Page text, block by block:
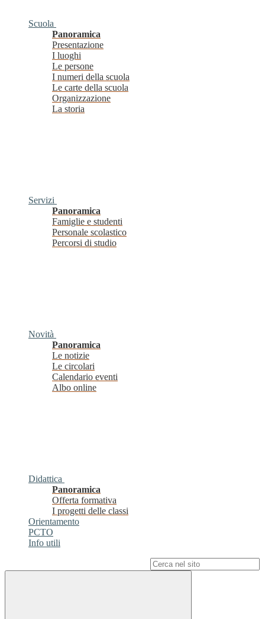
Scuola
Panoramica
Presentazione
I luoghi
Le persone
I numeri della scuola
Le carte della scuola
Organizzazione
La storia
Servizi
Panoramica
Famiglie e studenti
Personale scolastico
Percorsi di studio
Novità
Panoramica
Le notizie
Le circolari
Calendario eventi
Albo online
Didattica
Panoramica
Offerta formativa
I progetti delle classi
Orientamento
PCTO
Info utili